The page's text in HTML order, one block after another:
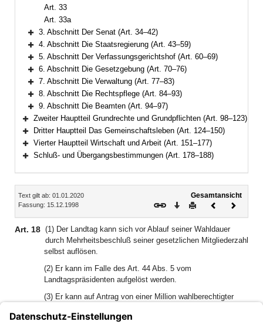
Art. 33
Art. 33a
Bereich erweitern
3. Abschnitt Der Senat (Art. 34–42)
Bereich erweitern
4. Abschnitt Die Staatsregierung (Art. 43–59)
Bereich erweitern
5. Abschnitt Der Verfassungsgerichtshof (Art. 60–69)
Bereich erweitern
6. Abschnitt Die Gesetzgebung (Art. 70–76)
Bereich erweitern
7. Abschnitt Die Verwaltung (Art. 77–83)
Bereich erweitern
8. Abschnitt Die Rechtspflege (Art. 84–93)
Bereich erweitern
9. Abschnitt Die Beamten (Art. 94–97)
Bereich erweitern
Zweiter Hauptteil Grundrechte und Grundpflichten (Art. 98–123)
Bereich erweitern
Dritter Hauptteil Das Gemeinschaftsleben (Art. 124–150)
Bereich erweitern
Vierter Hauptteil Wirtschaft und Arbeit (Art. 151–177)
Schluß- und Übergangsbestimmungen (Art. 178–188)
Inhalt
Text gilt ab: 01.01.2020
Fassung: 15.12.1998
Gesamtansicht
Download
DruckenVorheriges
Art. 18 (1) Der Landtag kann sich vor Ablauf seiner Wahldauer
durch Mehrheitsbeschluß seiner gesetzlichen Mitgliederzahl
selbst auflösen.
(2) Er kann im Falle des Art. 44 Abs. 5 vom
Landtagspräsidenten aufgelöst werden.
(3) Er kann auf Antrag von einer Million wahlberechtigter